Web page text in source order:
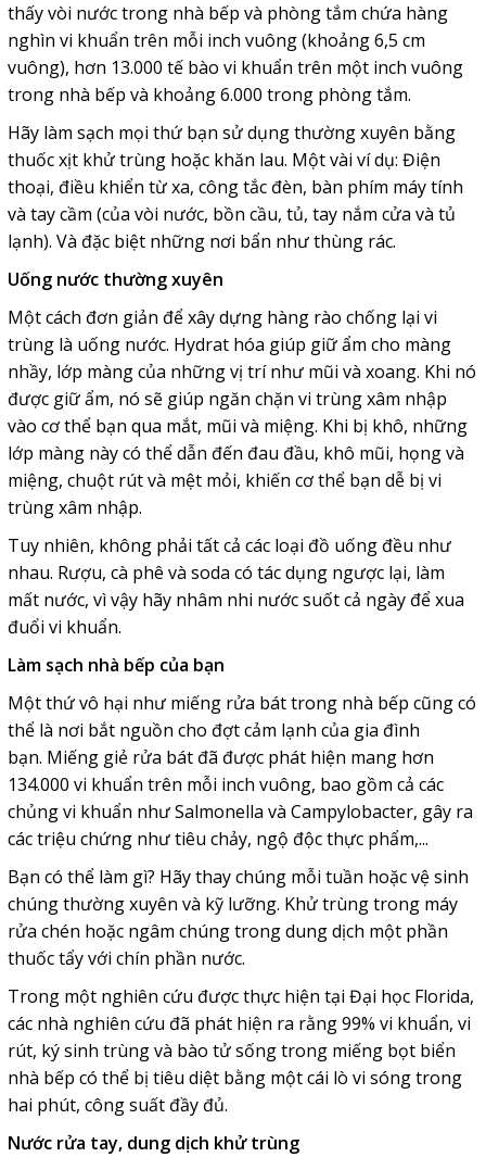
thấy vòi nước trong nhà bếp và phòng tắm chứa hàng
nghìn vi khuẩn trên mỗi inch vuông (khoảng 6,5 cm
vuông), hơn 13.000 tế bào vi khuẩn trên một inch vuông
trong nhà bếp và khoảng 6.000 trong phòng tắm.
Hãy làm sạch mọi thứ bạn sử dụng thường xuyên bằng
thuốc xịt khử trùng hoặc khăn lau. Một vài ví dụ: Điện
thoại, điều khiển từ xa, công tắc đèn, bàn phím máy tính
và tay cầm (của vòi nước, bồn cầu, tủ, tay nắm cửa và tủ
lạnh). Và đặc biệt những nơi bẩn như thùng rác.
Uống nước thường xuyên
Một cách đơn giản để xây dựng hàng rào chống lại vi
trùng là uống nước. Hydrat hóa giúp giữ ẩm cho màng
nhầy, lớp màng của những vị trí như mũi và xoang. Khi nó
được giữ ẩm, nó sẽ giúp ngăn chặn vi trùng xâm nhập
vào cơ thể bạn qua mắt, mũi và miệng. Khi bị khô, những
lớp màng này có thể dẫn đến đau đầu, khô mũi, họng và
miệng, chuột rút và mệt mỏi, khiến cơ thể bạn dễ bị vi
trùng xâm nhập.
Tuy nhiên, không phải tất cả các loại đồ uống đều như
nhau. Rượu, cà phê và soda có tác dụng ngược lại, làm
mất nước, vì vậy hãy nhâm nhi nước suốt cả ngày để xua
đuổi vi khuẩn.
Làm sạch nhà bếp của bạn
Một thứ vô hại như miếng rửa bát trong nhà bếp cũng có
thể là nơi bắt nguồn cho đợt cảm lạnh của gia đình
bạn. Miếng giẻ rửa bát đã được phát hiện mang hơn
134.000 vi khuẩn trên mỗi inch vuông, bao gồm cả các
chủng vi khuẩn như Salmonella và Campylobacter, gây ra
các triệu chứng như tiêu chảy, ngộ độc thực phẩm,...
Bạn có thể làm gì? Hãy thay chúng mỗi tuần hoặc vệ sinh
chúng thường xuyên và kỹ lưỡng. Khử trùng trong máy
rửa chén hoặc ngâm chúng trong dung dịch một phần
thuốc tẩy với chín phần nước.
Trong một nghiên cứu được thực hiện tại Đại học Florida,
các nhà nghiên cứu đã phát hiện ra rằng 99% vi khuẩn, vi
rút, ký sinh trùng và bào tử sống trong miếng bọt biển
nhà bếp có thể bị tiêu diệt bằng một cái lò vi sóng trong
hai phút, công suất đầy đủ.
Nước rửa tay, dung dịch khử trùng